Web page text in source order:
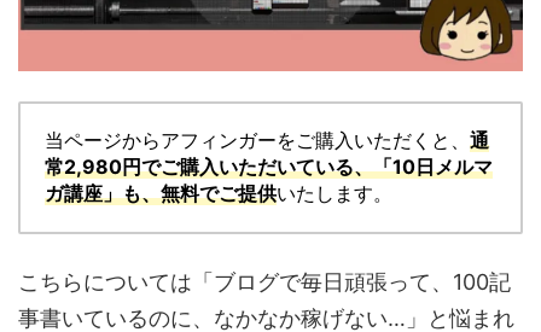
当ページからアフィンガーをご購入いただくと、 通
常2,980円でご購入いただいている、「10日メルマ
ガ講座」も、無料でご提供いたします。
こちらについては「ブログで毎日頑張って、100記
事書いているのに、なかなか稼げない…」と悩まれ